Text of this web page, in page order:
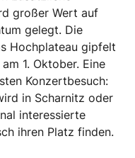
großer Wert auf
gelegt. Die
Hochplateau gipfelt
1. Oktober. Eine
Konzertbesuch:
in Scharnitz oder
interessierte
ihren Platz finden.